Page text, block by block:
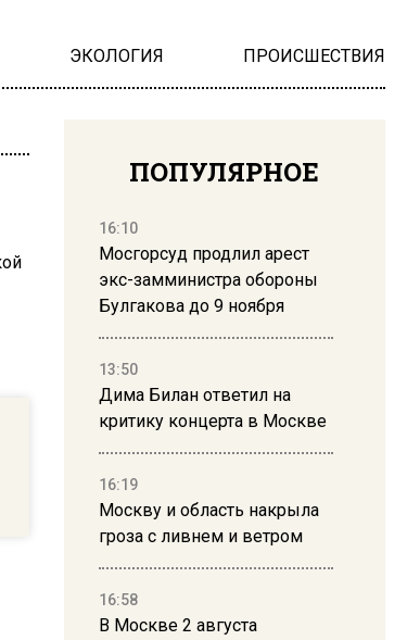
ЭКОЛОГИЯ ПРОИСШЕСТВИЯ
ПОПУЛЯРНОЕ
16:10
Мосгорсуд продлил арест
экс-замминистра обороны
Булгакова до 9 ноября
13:50
Дима Билан ответил на
критику концерта в Москве
16:19
Москву и область накрыла
гроза с ливнем и ветром
16:58
В Москве 2 августа